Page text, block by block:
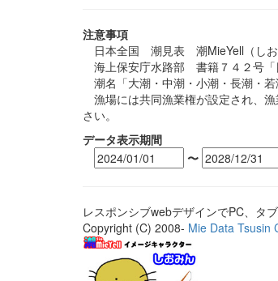
注意事項
日本全国 潮見表 潮MieYell（しお
海上保安庁水路部 書籍７４２号「
潮名「大潮・中潮・小潮・長潮・
漁場には共同漁業権が設定され、
さい。
データ表示期間
〜
レスポンシブwebデザインでPC、タ
Copyright (C) 2008- Mie Data Tsusin